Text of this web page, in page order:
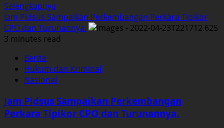
Selengkapnya
more
about
Sepuluh
Perkara
Korupsi
Fasilitas
Ekspor
Jam Pidsus Sampaikan Perkembangan Perkara Tipikor
CPO dan Turunannya.
3 minutes read
Berita
Hukum dan Kriminal
Nasional
Jam Pidsus Sampaikan Perkembangan
Perkara Tipikor CPO dan Turunannya.